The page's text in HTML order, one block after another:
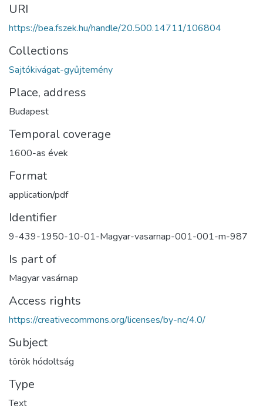
URI
https://bea.fszek.hu/handle/20.500.14711/106804
Collections
Sajtókivágat-gyűjtemény
Place, address
Budapest
Temporal coverage
1600-as évek
Format
application/pdf
Identifier
9-439-1950-10-01-Magyar-vasarnap-001-001-m-987
Is part of
Magyar vasárnap
Access rights
https://creativecommons.org/licenses/by-nc/4.0/
Subject
török hódoltság
Type
Text